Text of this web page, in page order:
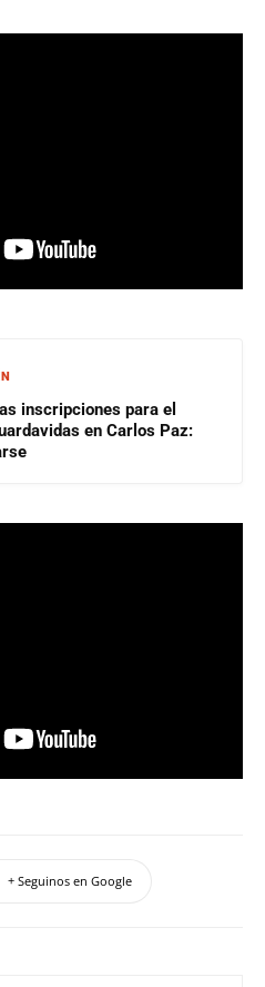
inscripciones para el
en Carlos Paz:
+ Seguinos en Google